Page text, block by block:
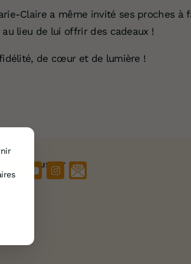
Claire a même invité ses proches à
lieu de lui offrir des cadeaux !
de cœur et de lumière !
nous sur